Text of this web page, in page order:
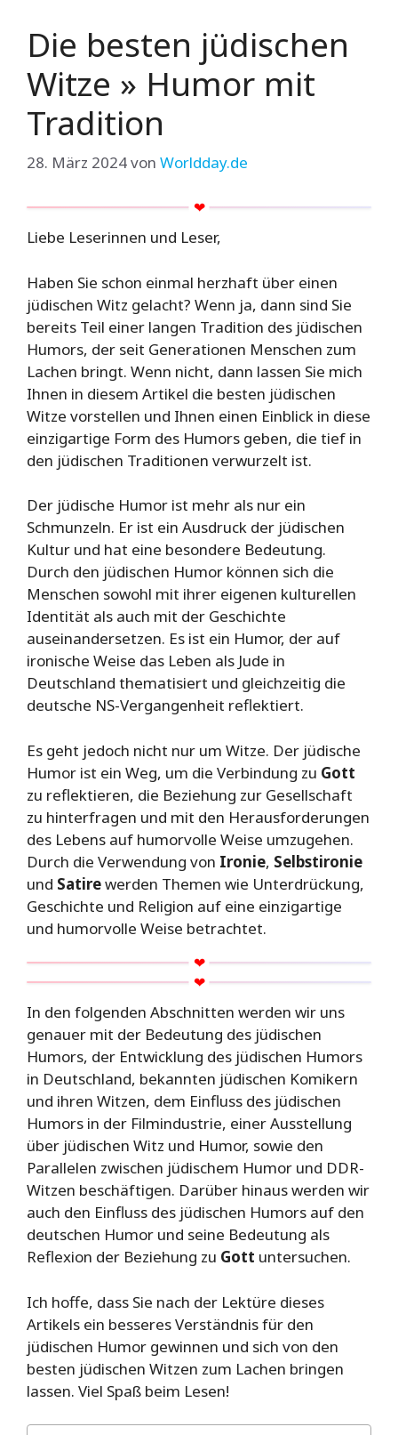
Die besten jüdischen
Witze » Humor mit
Tradition
28. März 2024von Worldday.de
Liebe Leserinnen und Leser,
Haben Sie schon einmal herzhaft über einen
jüdischen Witz gelacht? Wenn ja, dann sind Sie
bereits Teil einer langen Tradition des jüdischen
Humors, der seit Generationen Menschen zum
Lachen bringt. Wenn nicht, dann lassen Sie mich
Ihnen in diesem Artikel die besten jüdischen
Witze vorstellen und Ihnen einen Einblick in diese
einzigartige Form des Humors geben, die tief in
den jüdischen Traditionen verwurzelt ist.
Der jüdische Humor ist mehr als nur ein
Schmunzeln. Er ist ein Ausdruck der jüdischen
Kultur und hat eine besondere Bedeutung.
Durch den jüdischen Humor können sich die
Menschen sowohl mit ihrer eigenen kulturellen
Identität als auch mit der Geschichte
auseinandersetzen. Es ist ein Humor, der auf
ironische Weise das Leben als Jude in
Deutschland thematisiert und gleichzeitig die
deutsche NS-Vergangenheit reflektiert.
Es geht jedoch nicht nur um Witze. Der jüdische
Humor ist ein Weg, um die Verbindung zu Gott
zu reflektieren, die Beziehung zur Gesellschaft
zu hinterfragen und mit den Herausforderungen
des Lebens auf humorvolle Weise umzugehen.
Durch die Verwendung von Ironie, Selbstironie
und Satirewerden Themen wie Unterdrückung,
Geschichte und Religion auf eine einzigartige
und humorvolle Weise betrachtet.
In den folgenden Abschnitten werden wir uns
genauer mit der Bedeutung des jüdischen
Humors, der Entwicklung des jüdischen Humors
in Deutschland, bekannten jüdischen Komikern
und ihren Witzen, dem Einfluss des jüdischen
Humors in der Filmindustrie, einer Ausstellung
über jüdischen Witz und Humor, sowie den
Parallelen zwischen jüdischem Humor und DDR-
Witzen beschäftigen. Darüber hinaus werden wir
auch den Einfluss des jüdischen Humors auf den
deutschen Humor und seine Bedeutung als
Reflexion der Beziehung zu Gott untersuchen.
Ich hoffe, dass Sie nach der Lektüre dieses
Artikels ein besseres Verständnis für den
jüdischen Humor gewinnen und sich von den
besten jüdischen Witzen zum Lachen bringen
lassen. Viel Spaß beim Lesen!